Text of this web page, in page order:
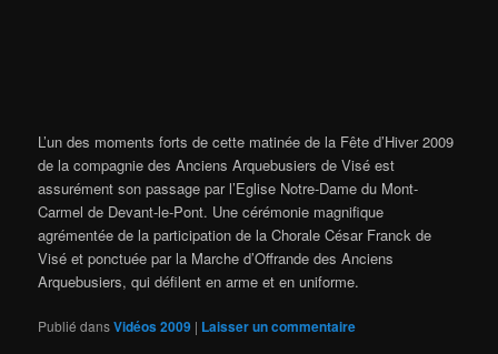
L’un des moments forts de cette matinée de la Fête d’Hiver 2009
de la compagnie des Anciens Arquebusiers de Visé est
assurément son passage par l’Eglise Notre-Dame du Mont-
Carmel de Devant-le-Pont. Une cérémonie magnifique
agrémentée de la participation de la Chorale César Franck de
Visé et ponctuée par la Marche d’Offrande des Anciens
Arquebusiers, qui défilent en arme et en uniforme.
Publié dansVidéos 2009 | Laisser un commentaire